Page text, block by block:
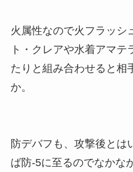
火属性なので火フラッシ
ト・クレアや水着アマ
たりと組み合わせると相
か。
防デバフも、攻撃後とは
ば防-5に至るのでなかな